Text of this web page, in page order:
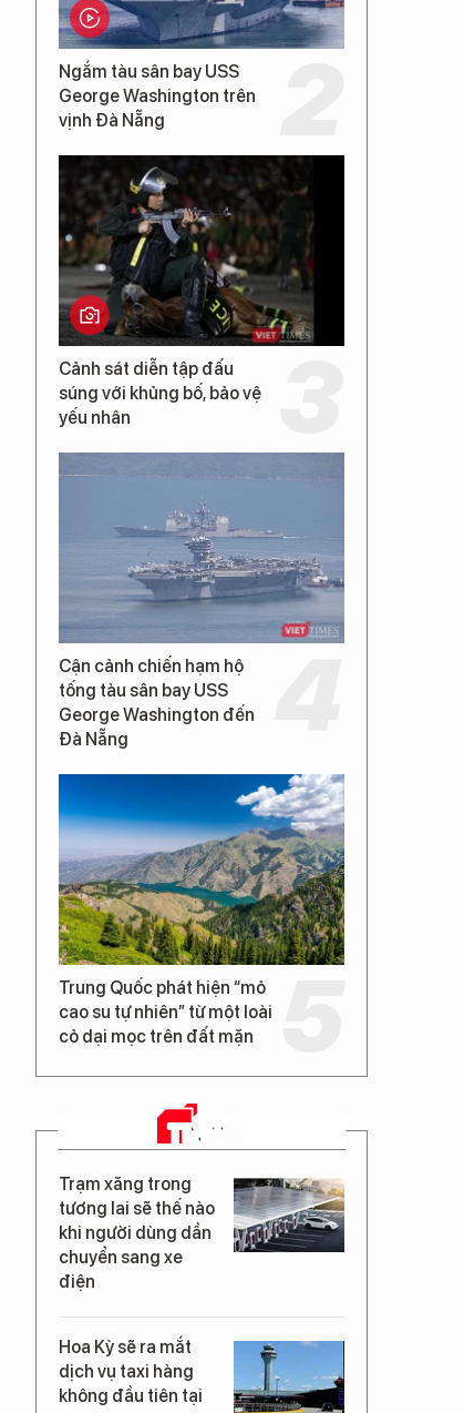
Ngắm tàu sân bay USS
George Washington trên
vịnh Đà Nẵng
Cảnh sát diễn tập đấu
súng với khủng bố, bảo vệ
yếu nhân
Cận cảnh chiến hạm hộ
tống tàu sân bay USS
George Washington đến
Đà Nẵng
Trung Quốc phát hiện “mỏ
cao su tự nhiên” từ một loài
cỏ dại mọc trên đất mặn
TIN MỚI
Trạm xăng trong
tương lai sẽ thế nào
khi người dùng dần
chuyển sang xe
điện
Hoa Kỳ sẽ ra mắt
dịch vụ taxi hàng
không đầu tiên tại